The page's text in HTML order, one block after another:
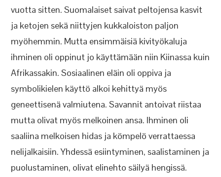
vuotta sitten. Suomalaiset saivat peltojensa kasvit
ja ketojen sekä niittyjen kukkaloiston paljon
myöhemmin. Mutta ensimmäisiä kivityökaluja
ihminen oli oppinut jo käyttämään niin Kiinassa kuin
Afrikassakin. Sosiaalinen eläin oli oppiva ja
symbolikielen käyttö alkoi kehittyä myös
geneettisenä valmiutena. Savannit antoivat riistaa
mutta olivat myös melkoinen ansa. Ihminen oli
saaliina melkoisen hidas ja kömpelö verrattaessa
nelijalkaisiin. Yhdessä esiintyminen, saalistaminen ja
puolustaminen, olivat elinehto säilyä hengissä.